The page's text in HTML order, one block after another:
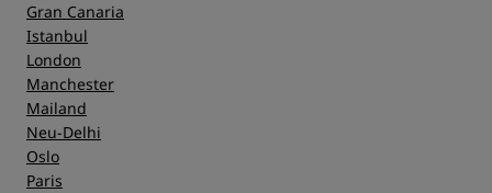
Gran Canaria
Istanbul
London
Manchester
Mailand
Neu-Delhi
Oslo
Paris